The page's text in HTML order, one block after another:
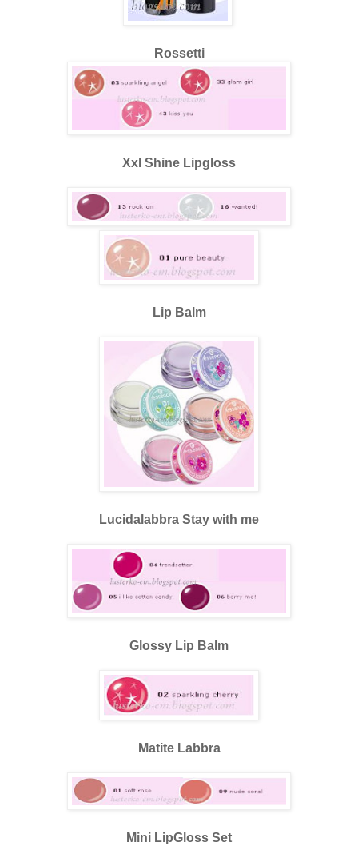
Rossetti
Xxl Shine Lipgloss
Lip Balm
Lucidalabbra Stay with me
Glossy Lip Balm
Matite Labbra
Mini LipGloss Set